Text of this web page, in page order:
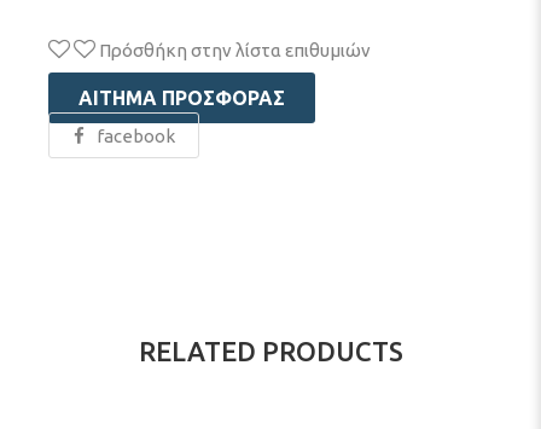
Πρόσθήκη στην λίστα επιθυμιών
ΑΊΤΗΜΑ ΠΡΟΣΦΟΡΆΣ
facebook
RELATED PRODUCTS